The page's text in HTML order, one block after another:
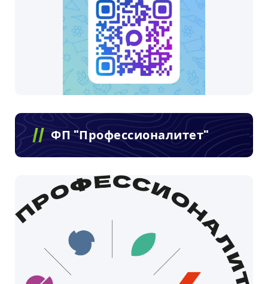
ФП "Профессионалитет"